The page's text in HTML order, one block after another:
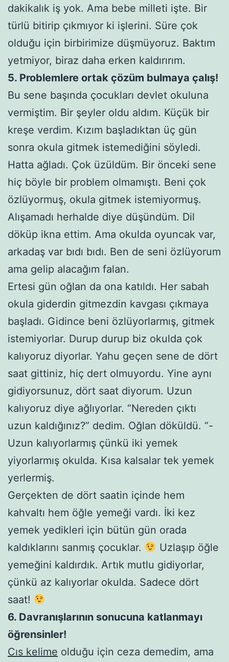
dakikalık iş yok. Ama bebe milleti işte. Bir
türlü bitirip çıkmıyor ki işlerini. Süre çok
olduğu için birbirimize düşmüyoruz. Baktım
yetmiyor, biraz daha erken kaldırırım.
5. Problemlere ortak çözüm bulmaya çalış!
Bu sene başında çocukları devlet okuluna
vermiştim. Bir şeyler oldu aldım. Küçük bir
kreşe verdim. Kızım başladıktan üç gün
sonra okula gitmek istemediğini söyledi.
Hatta ağladı. Çok üzüldüm. Bir önceki sene
hiç böyle bir problem olmamıştı. Beni çok
özlüyormuş, okula gitmek istemiyormuş.
Alışamadı herhalde diye düşündüm. Dil
döküp ikna ettim. Ama okulda oyuncak var,
arkadaş var bıdı bıdı. Ben de seni özlüyorum
ama gelip alacağım falan.
Ertesi gün oğlan da ona katıldı. Her sabah
okula giderdin gitmezdin kavgası çıkmaya
başladı. Gidince beni özlüyorlarmış, gitmek
istemiyorlar. Durup durup biz okulda çok
kalıyoruz diyorlar. Yahu geçen sene de dört
saat gittiniz, hiç dert olmuyordu. Yine aynı
gidiyorsunuz, dört saat diyorum. Uzun
kalıyoruz diye ağlıyorlar. “Nereden çıktı
uzun kaldığınız?” dedim. Oğlan döküldü. “-
Uzun kalıyorlarmış çünkü iki yemek
yiyorlarmış okulda. Kısa kalsalar tek yemek
yerlermiş.
Gerçekten de dört saatin içinde hem
kahvaltı hem öğle yemeği vardı. İki kez
yemek yedikleri için bütün gün orada
kaldıklarını sanmış çocuklar.
Uzlaşıp öğle
yemeğini kaldırdık. Artık mutlu gidiyorlar,
çünkü az kalıyorlar okulda. Sadece dört
saat!
6. Davranışlarının sonucuna katlanmayı
öğrensinler!
Cıs kelime olduğu için ceza demedim, ama